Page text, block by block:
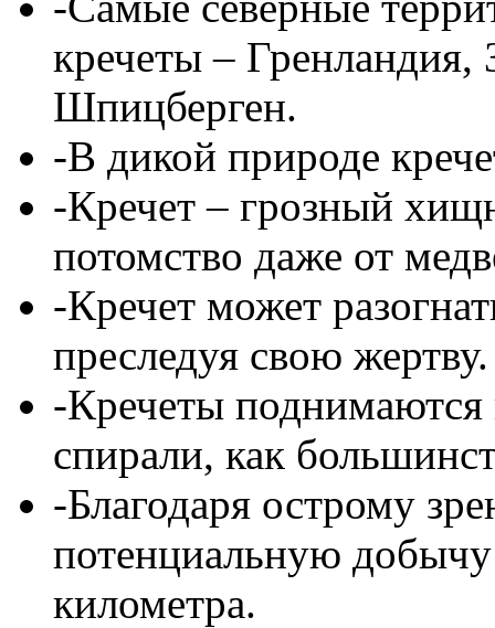
кречеты –
Шпицберген.
-В дикой природе
-Кречет – грозный
потомство даже от
-Кречет может
преследуя свою жертву.
-Кречеты поднимаются
спирали, как
-Благодаря острому
потенциальную добычу
километра.